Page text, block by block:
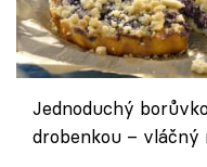
Jednoduchý
drobenkou – vláčný